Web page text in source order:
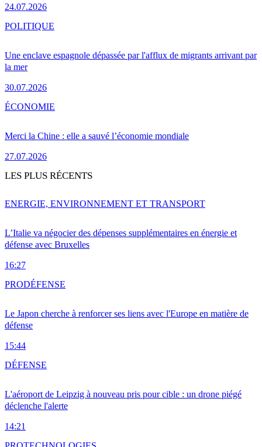
24.07.2026
Une enclave espagnole dépassée par l'afflux de migrants arrivant par
la mer
30.07.2026
POLITIQUE
Merci la Chine : elle a sauvé l’économie mondiale
27.07.2026
ÉCONOMIE
LES PLUS RÉCENTS
L’Italie va négocier des dépenses supplémentaires en énergie et
défense avec Bruxelles
16:27
ENERGIE, ENVIRONNEMENT ET TRANSPORT
Le Japon cherche à renforcer ses liens avec l'Europe en matière de
défense
15:44
PRODÉFENSE
L'aéroport de Leipzig à nouveau pris pour cible : un drone piégé
déclenche l'alerte
14:21
DÉFENSE